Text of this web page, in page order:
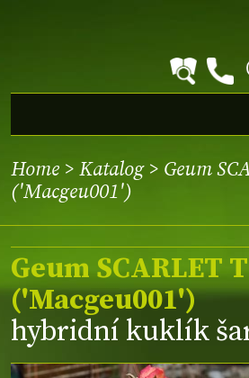
Home > Katalog> Geum
('Macgeu001')
Geum SCARLET
('Macgeu001')
hybridní kuklík